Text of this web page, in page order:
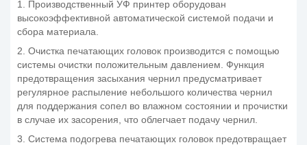
1. Производственный УФ принтер оборудован
высокоэффективной автоматической системой подачи и
сбора материала.
2. Очистка печатающих головок производится с помощью
системы очистки положительным давлением. Функция
предотвращения засыхания чернил предусматривает
регулярное распыление небольшого количества чернил
для поддержания сопел во влажном состоянии и прочистки
в случае их засорения, что облегчает подачу чернил.
3. Система подогрева печатающих головок предотвращает